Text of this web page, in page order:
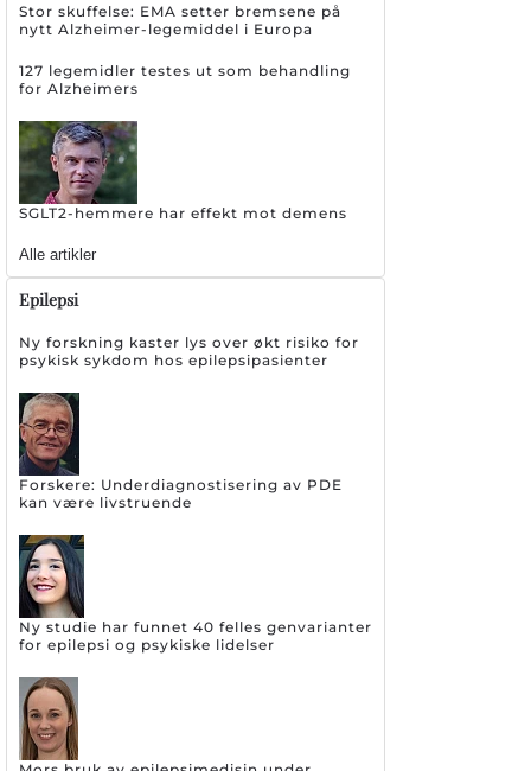
Stor skuffelse: EMA setter bremsene på
nytt Alzheimer-legemiddel i Europa
127 legemidler testes ut som behandling
for Alzheimers
SGLT2-hemmere har effekt mot demens
Alle artikler
Epilepsi
Ny forskning kaster lys over økt risiko for
psykisk sykdom hos epilepsipasienter
Forskere: Underdiagnostisering av PDE
kan være livstruende
Ny studie har funnet 40 felles genvarianter
for epilepsi og psykiske lidelser